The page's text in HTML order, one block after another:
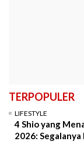
TERPOPULER
LIFESTYLE
4 Shio yang
2026: